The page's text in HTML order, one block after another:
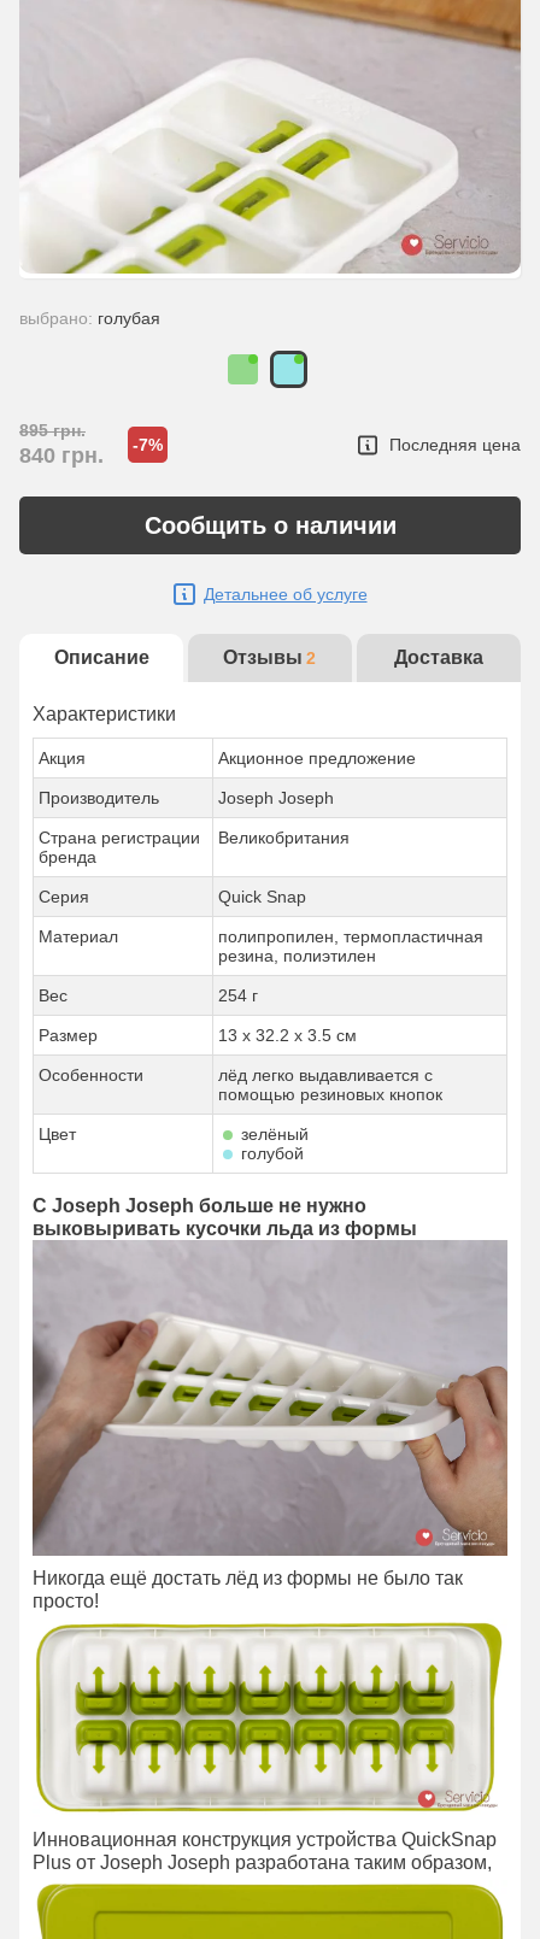
выбрано: голубая
895грн.
840 грн. -7% Последняя цена
Сообщить о наличии
Детальнее об услуге
Описание Отзывы 2 Доставка
Характеристики
Акция Акционное предложение
Производитель Joseph Joseph
Страна регистрации
бренда
Великобритания
Серия Quick Snap
Материал
полипропилен, термопластичная
резина, полиэтилен
Вес 254 г
Размер 13 x 32.2 x 3.5 см
Особенности
лёд легко выдавливается с
помощью резиновых кнопок
Цвет
зелёный
голубой
С Joseph Joseph больше не нужно
выковыривать кусочки льда из формы
Никогда ещё достать лёд из формы не было так
просто!
Инновационная конструкция устройства QuickSnap
Plus от Joseph Joseph разработана таким образом,